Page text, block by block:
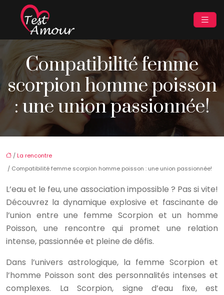
Compatibilité femme
scorpion homme poisson
: une union passionnée!
/ La rencontre
/ Compatibilité femme scorpion homme poisson : une union passionnée!
L’eau et le feu, une association impossible ? Pas si vite!
Découvrez la dynamique explosive et fascinante de
l’union entre une femme Scorpion et un homme
Poisson, une rencontre qui promet une relation
intense, passionnée et pleine de défis.
Dans l’univers astrologique, la femme Scorpion et
l’homme Poisson sont des personnalités intenses et
complexes. La Scorpion, signe d’eau fixe, est